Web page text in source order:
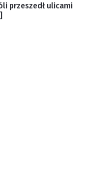
przeszedł ulicami